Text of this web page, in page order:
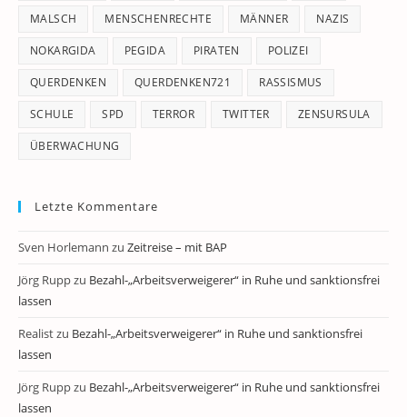
MALSCH MENSCHENRECHTE MÄNNER NAZIS
NOKARGIDA PEGIDA PIRATEN POLIZEI
QUERDENKEN QUERDENKEN721 RASSISMUS
SCHULE SPD TERROR TWITTER ZENSURSULA
ÜBERWACHUNG
Letzte Kommentare
Sven Horlemann zu Zeitreise – mit BAP
Jörg Ruppzu Bezahl-„Arbeitsverweigerer“ in Ruhe und sanktionsfrei
lassen
Realistzu Bezahl-„Arbeitsverweigerer“ in Ruhe und sanktionsfrei
lassen
Jörg Ruppzu Bezahl-„Arbeitsverweigerer“ in Ruhe und sanktionsfrei
lassen